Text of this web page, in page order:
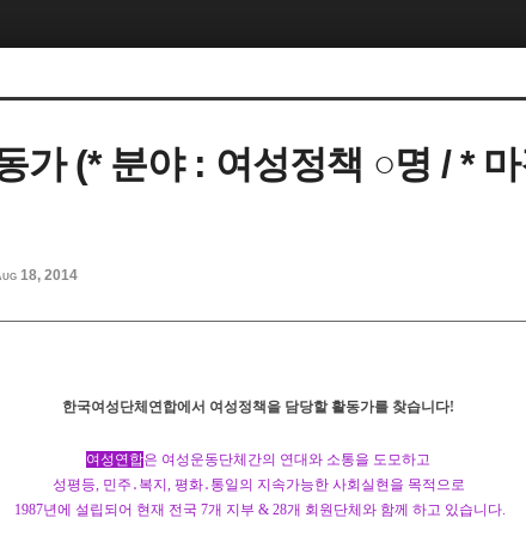
가 (* 분야 : 여성정책 ○명 / *
18, 2014
한국여성단체연합에서 여성정책을 담당할 활동가를 찾습니다!
여성연합은 여성운동단체간의 연대와 소통을 도모하고
성평등 민주 ․ 복지 평화․ 통일의 지속가능한 사회실현을 목적으로
1987년에 설립되어 현재 전국 7개 지부 & 28개 회원단체와 함께 하고 있습니다